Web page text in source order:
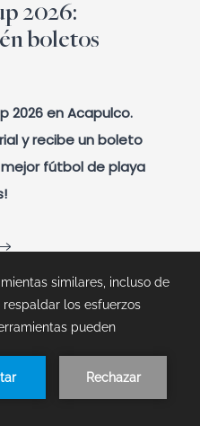
2026:
boletos
2026 en Acapulco.
y recibe un boleto
mejor fútbol de playa